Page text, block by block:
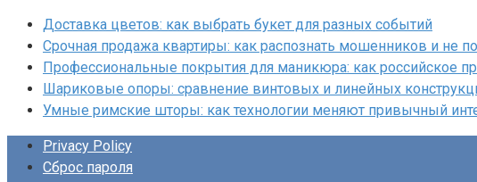
Доставка цветов: как выбрать букет для разных событий
Срочная продажа квартиры: как распознать мошенников и не
Профессиональные покрытия для маникюра: как российское
Шариковые опоры: сравнение винтовых и линейных
Умные римские шторы: как технологии меняют привычный
Privacy Policy
Сброс пароля